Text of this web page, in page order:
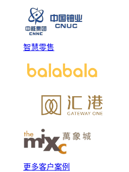
智慧零售
更多客户案例